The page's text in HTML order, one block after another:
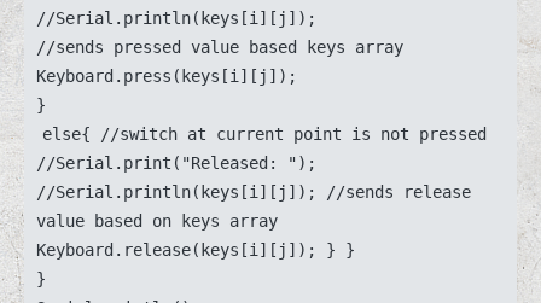
//Serial.println(keys[i][j]);
//sends pressed value based keys array
Keyboard.press(keys[i][j]);
else{ //switch at current point is not pressed
//Serial.print("Released: ");
//Serial.println(keys[i][j]); //sends release
value based on keys array
Keyboard.release(keys[i][j]); } }
}